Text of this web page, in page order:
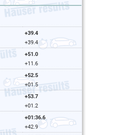
+39.4
+39.4
+51.0
+11.6
+52.5
+01.5
+53.7
+01.2
+01:36.6
+42.9